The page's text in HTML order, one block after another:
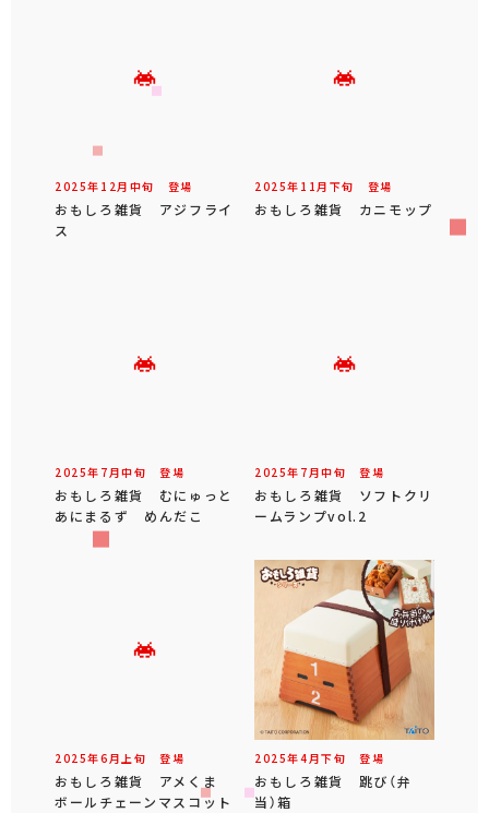
2025年 12 月 中旬 登場
おもしろ雑貨 アジフライ
ス
2025年 11 月 下旬 登場
おもしろ雑貨 カニモップ
2025年 7 月中旬 登場
おもしろ雑貨 むにゅっと
あにまるず めんだこ
2025年 7 月中旬 登場
おもしろ雑貨 ソフトクリ
ームランプvol.2
2025年6 月 上旬 登場
おもしろ雑貨 アメくま
ボールチェーンマスコット
2025年4 月下旬 登場
おもしろ雑貨 跳び（弁
当）箱